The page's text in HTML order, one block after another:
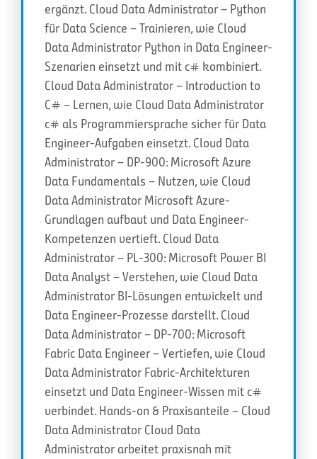
ergänzt. Cloud Data Administrator – Python
für Data Science – Trainieren, wie Cloud
Data Administrator Python in Data Engineer-
Szenarien einsetzt und mit c# kombiniert.
Cloud Data Administrator – Introduction to
C# – Lernen, wie Cloud Data Administrator
c# als Programmiersprache sicher für Data
Engineer-Aufgaben einsetzt. Cloud Data
Administrator – DP-900: Microsoft Azure
Data Fundamentals – Nutzen, wie Cloud
Data Administrator Microsoft Azure-
Grundlagen aufbaut und Data Engineer-
Kompetenzen vertieft. Cloud Data
Administrator – PL-300: Microsoft Power BI
Data Analyst – Verstehen, wie Cloud Data
Administrator BI-Lösungen entwickelt und
Data Engineer-Prozesse darstellt. Cloud
Data Administrator – DP-700: Microsoft
Fabric Data Engineer – Vertiefen, wie Cloud
Data Administrator Fabric-Architekturen
einsetzt und Data Engineer-Wissen mit c#
verbindet. Hands-on & Praxisanteile – Cloud
Data Administrator Cloud Data
Administrator arbeitet praxisnah mit